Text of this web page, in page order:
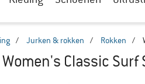
/ Jurken & rokken / Rokken /
Women's Classic Surf